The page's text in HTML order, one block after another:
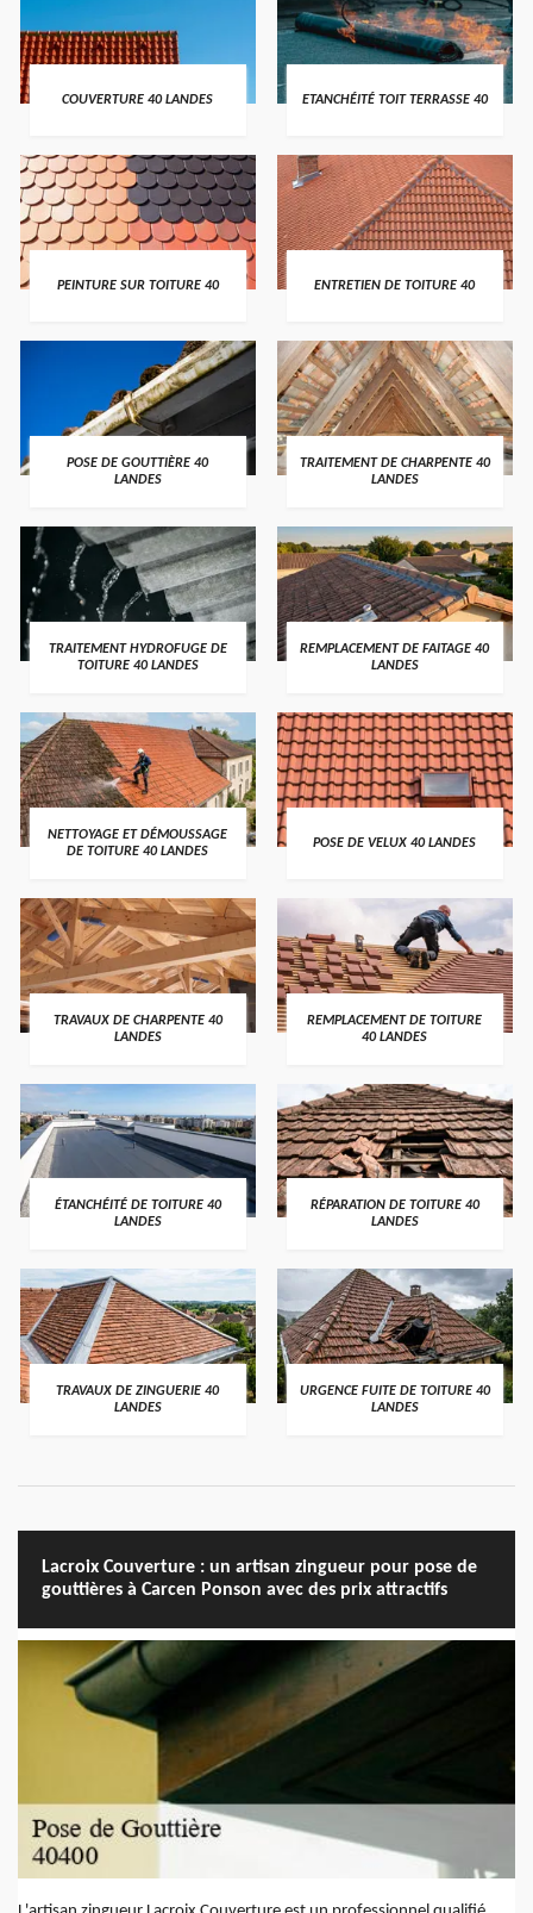
COUVERTURE 40 LANDES ETANCHÉITÉ TOIT TERRASSE 40
PEINTURE SUR TOITURE 40 ENTRETIEN DE TOITURE 40
POSE DE GOUTTIÈRE 40
LANDES
TRAITEMENT DE CHARPENTE 40
LANDES
TRAITEMENT HYDROFUGE DE
TOITURE 40 LANDES
REMPLACEMENT DE FAITAGE 40
LANDES
NETTOYAGE ET DÉMOUSSAGE
DE TOITURE 40 LANDES
POSE DE VELUX 40 LANDES
TRAVAUX DE CHARPENTE 40
LANDES
REMPLACEMENT DE TOITURE
40 LANDES
ÉTANCHÉITÉ DE TOITURE 40
LANDES
RÉPARATION DE TOITURE 40
LANDES
TRAVAUX DE ZINGUERIE 40
LANDES
URGENCE FUITE DE TOITURE 40
LANDES
Lacroix Couverture : un artisan zingueur pour pose de
gouttières à Carcen Ponson avec des prix attractifs